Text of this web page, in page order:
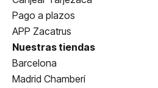
Pago a plazos
APP Zacatrus
Nuestras tiendas
Barcelona
Madrid Chamberí